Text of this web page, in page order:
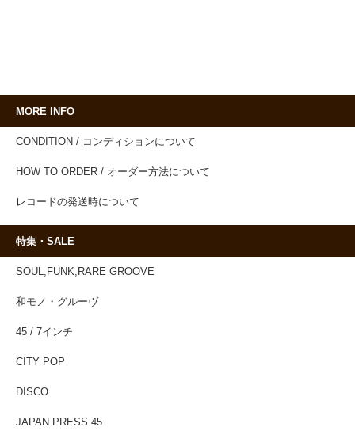
MORE INFO
CONDITION / コンディションについて
HOW TO ORDER / オーダー方法について
レコードの発送時について
特集・SALE
SOUL,FUNK,RARE GROOVE
和モノ・グルーヴ
45 / 7インチ
CITY POP
DISCO
JAPAN PRESS 45